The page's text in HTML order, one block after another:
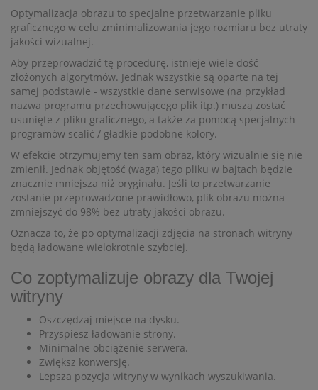
Optymalizacja obrazu to specjalne przetwarzanie pliku
graficznego w celu zminimalizowania jego rozmiaru bez utraty
jakości wizualnej.
Aby przeprowadzić tę procedurę, istnieje wiele dość
złożonych algorytmów. Jednak wszystkie są oparte na tej
samej podstawie - wszystkie dane serwisowe (na przykład
nazwa programu przechowującego plik itp.) muszą zostać
usunięte z pliku graficznego, a także za pomocą specjalnych
programów scalić / gładkie podobne kolory.
W efekcie otrzymujemy ten sam obraz, który wizualnie się nie
zmienił. Jednak objętość (waga) tego pliku w bajtach będzie
znacznie mniejsza niż oryginału. Jeśli to przetwarzanie
zostanie przeprowadzone prawidłowo, plik obrazu można
zmniejszyć do 98% bez utraty jakości obrazu.
Oznacza to, że po optymalizacji zdjęcia na stronach witryny
będą ładowane wielokrotnie szybciej.
Co zoptymalizuje obrazy dla Twojej
witryny
Oszczędzaj miejsce na dysku.
Przyspiesz ładowanie strony.
Minimalne obciążenie serwera.
Zwiększ konwersję.
Lepsza pozycja witryny w wynikach wyszukiwania.